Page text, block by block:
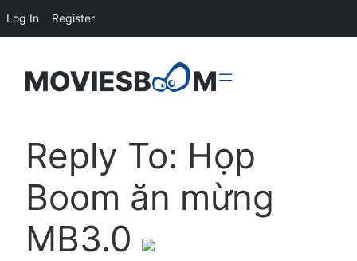
Reply To: Họp
Boom ăn mừng
MB3.0
Log In Register